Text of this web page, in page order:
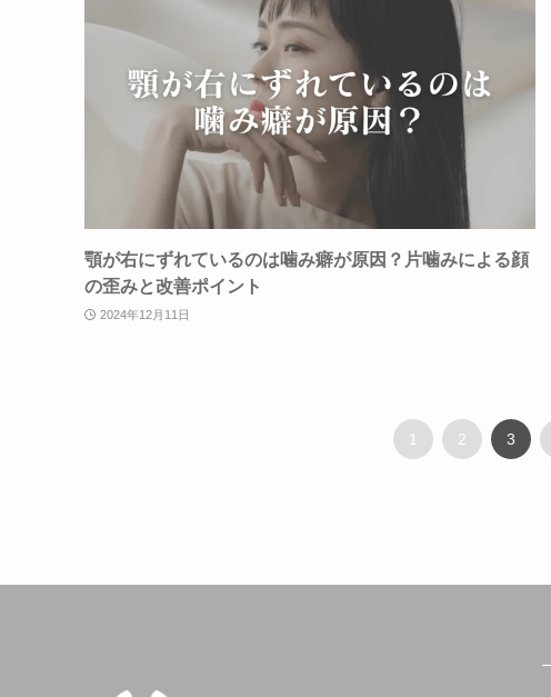
顎が右にずれているのは噛み癖が原因？片噛みによる顔
の歪みと改善ポイント
2024年12月11日
1 2 3